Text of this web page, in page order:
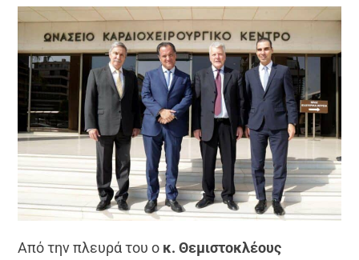
Από την πλευρά του ο κ. Θεμιστοκλέους